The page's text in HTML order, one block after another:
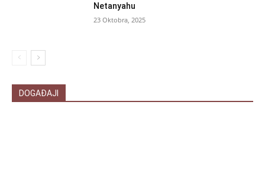
Netanyahu
23 Oktobra, 2025
DOGAĐAJI